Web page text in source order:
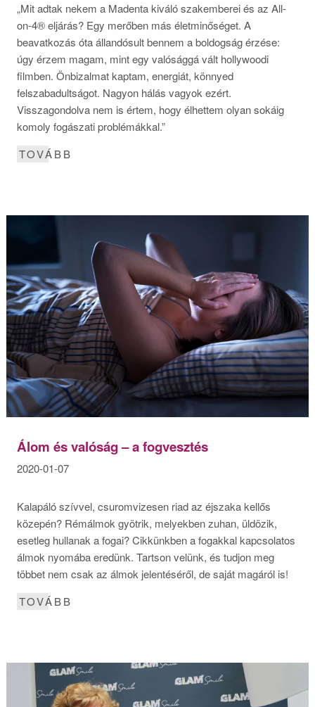
„Mit adtak nekem a Madenta kiváló szakemberei és az All-
on-4® eljárás? Egy merőben más életminőséget. A
beavatkozás óta állandósult bennem a boldogság érzése:
úgy érzem magam, mint egy valósággá vált hollywoodi
filmben. Önbizalmat kaptam, energiát, könnyed
felszabadultságot. Nagyon hálás vagyok ezért.
Visszagondolva nem is értem, hogy élhettem olyan sokáig
komoly fogászati problémákkal.”
TOVÁBB
Álom és valóság – a fogvesztés
2020-01-07
Kalapáló szívvel, csuromvizesen riad az éjszaka kellős
közepén? Rémálmok gyötrik, melyekben zuhan, üldözik,
esetleg hullanak a fogai? Cikkünkben a fogakkal kapcsolatos
álmok nyomába eredünk. Tartson velünk, és tudjon meg
többet nem csak az álmok jelentéséről, de saját magáról is!
TOVÁBB